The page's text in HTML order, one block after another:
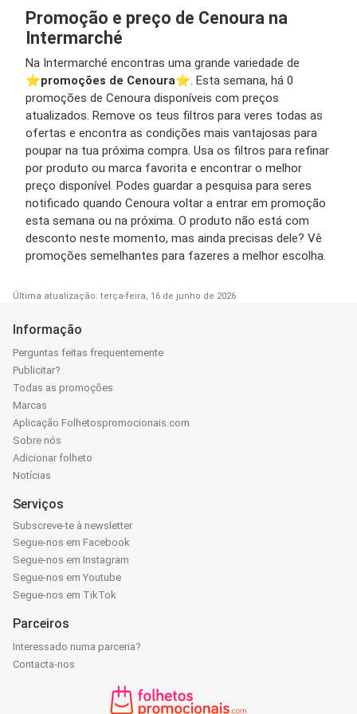
Promoção e preço de Cenoura na
Intermarché
Na Intermarché encontras uma grande variedade de
⭐️promoções de Cenoura⭐️. Esta semana, há 0
promoções de Cenoura disponíveis com preços
atualizados. Remove os teus filtros para veres todas as
ofertas e encontra as condições mais vantajosas para
poupar na tua próxima compra. Usa os filtros para refinar
por produto ou marca favorita e encontrar o melhor
preço disponível. Podes guardar a pesquisa para seres
notificado quando Cenoura voltar a entrar em promoção
esta semana ou na próxima. O produto não está com
desconto neste momento, mas ainda precisas dele? Vê
promoções semelhantes para fazeres a melhor escolha.
Última atualização: terça-feira, 16 de junho de 2026
Informação
Perguntas feitas frequentemente
Publicitar?
Todas as promoções
Marcas
Aplicação Folhetospromocionais.com
Sobre nós
Adicionar folheto
Notícias
Serviços
Subscreve-te à newsletter
Segue-nos em Facebook
Segue-nos em Instagram
Segue-nos em Youtube
Segue-nos em TikTok
Parceiros
Interessado numa parceria?
Contacta-nos